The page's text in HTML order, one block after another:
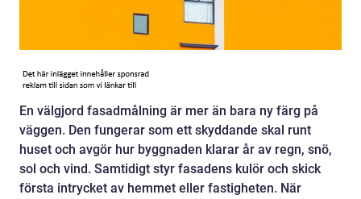
En välgjord fasadmålning är mer än bara ny färg på
väggen. Den fungerar som ett skyddande skal runt
huset och avgör hur byggnaden klarar år av regn, snö,
sol och vind. Samtidigt styr fasadens kulör och skick
första intrycket av hemmet eller fastigheten. När